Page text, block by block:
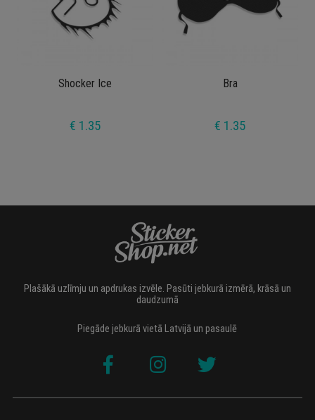
Shocker Ice
€ 1.35
Bra
€ 1.35
Plašākā uzlīmju un apdrukas izvēle. Pasūti jebkurā izmērā, krāsā un
daudzumā
Piegāde jebkurā vietā Latvijā un pasaulē